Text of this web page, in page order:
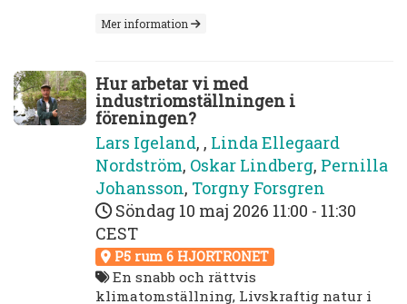
Mer information
Hur arbetar vi med
industriomställningen i
föreningen?
Lars Igeland, , Linda Ellegaard
Nordström, Oskar Lindberg, Pernilla
Johansson, Torgny Forsgren
Söndag 10 maj 2026 11:00 - 11:30
CEST
P5 rum 6 HJORTRONET
En snabb och rättvis
klimatomställning, Livskraftig natur i